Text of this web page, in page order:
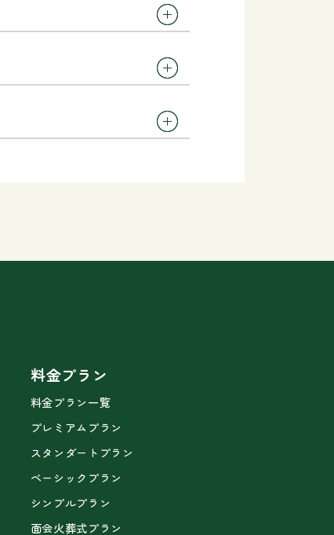
料金プラン
料金プラン一覧
プレミアムプラン
スタンダートプラン
ベーシックプラン
シンプルプラン
面会火葬式プラン